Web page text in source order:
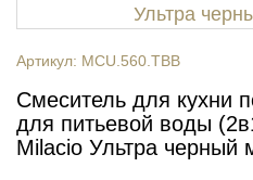
Артикул: MCU.560.TBB
Смеситель для кухни
для питьевой воды
Milacio Ультра черный